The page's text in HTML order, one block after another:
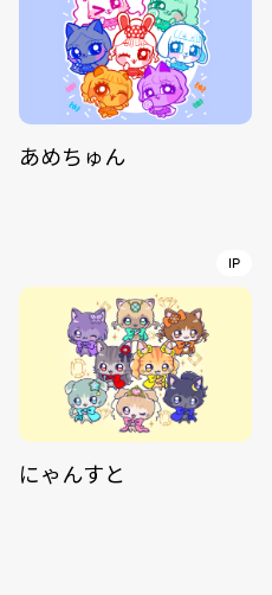
あめちゅん
IP
にゃんすと